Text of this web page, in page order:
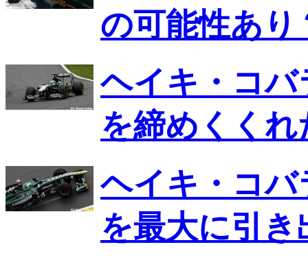
の可能性あり
ヘイキ・コ
を締めくくれ
ヘイキ・コ
を最大に引